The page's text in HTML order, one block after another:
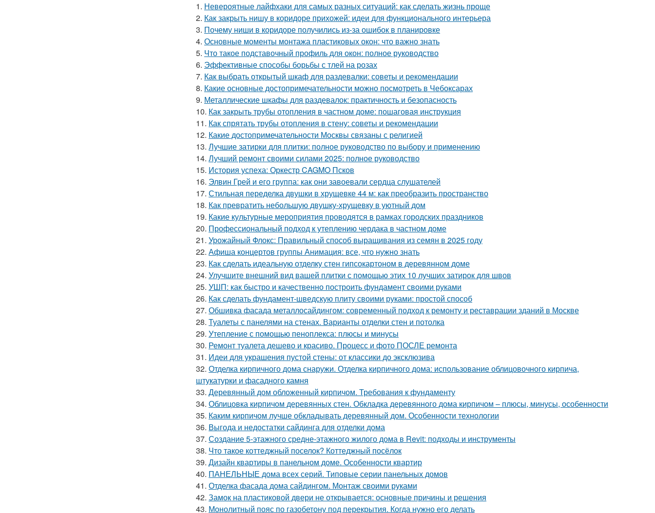
1. Невероятные лайфхаки для самых разных ситуаций: как сделать жизнь проще
2. Как закрыть нишу в коридоре прихожей: идеи для функционального интерьера
3. Почему ниши в коридоре получились из-за ошибок в планировке
4. Основные моменты монтажа пластиковых окон: что важно знать
5. Что такое подставочный профиль для окон: полное руководство
6. Эффективные способы борьбы с тлей на розах
7. Как выбрать открытый шкаф для раздевалки: советы и рекомендации
8. Какие основные достопримечательности можно посмотреть в Чебоксарах
9. Металлические шкафы для раздевалок: практичность и безопасность
10. Как закрыть трубы отопления в частном доме: пошаговая инструкция
11. Как спрятать трубы отопления в стену: советы и рекомендации
12. Какие достопримечательности Москвы связаны с религией
13. Лучшие затирки для плитки: полное руководство по выбору и применению
14. Лучший ремонт своими силами 2025: полное руководство
15. История успеха: Оркестр CAGMO Псков
16. Элвин Грей и его группа: как они завоевали сердца слушателей
17. Стильная переделка двушки в хрущевке 44 м: как преобразить пространство
18. Как превратить небольшую двушку-хрущевку в уютный дом
19. Какие культурные мероприятия проводятся в рамках городских праздников
20. Профессиональный подход к утеплению чердака в частном доме
21. Урожайный Флокс: Правильный способ выращивания из семян в 2025 году
22. Афиша концертов группы Анимация: все, что нужно знать
23. Как сделать идеальную отделку стен гипсокартоном в деревянном доме
24. Улучшите внешний вид вашей плитки с помощью этих 10 лучших затирок для швов
25. УШП: как быстро и качественно построить фундамент своими руками
26. Как сделать фундамент-шведскую плиту своими руками: простой способ
27. Обшивка фасада металлосайдингом: современный подход к ремонту и реставрации зданий в Москве
28. Туалеты с панелями на стенах. Варианты отделки стен и потолка
29. Утепление с помощью пеноплекса: плюсы и минусы
30. Ремонт туалета дешево и красиво. Процесс и фото ПОСЛЕ ремонта
31. Идеи для украшения пустой стены: от классики до эксклюзива
32. Отделка кирпичного дома снаружи. Отделка кирпичного дома: использование облицовочного кирпича,
штукатурки и фасадного камня
33. Деревянный дом обложенный кирпичом. Требования к фундаменту
34. Облицовка кирпичом деревянных стен. Обкладка деревянного дома кирпичом – плюсы, минусы, особенности
35. Каким кирпичом лучше обкладывать деревянный дом. Особенности технологии
36. Выгода и недостатки сайдинга для отделки дома
37. Создание 5-этажного средне-этажного жилого дома в Revit: подходы и инструменты
38. Что такое коттеджный поселок? Коттеджный посёлок
39. Дизайн квартиры в панельном доме. Особенности квартир
40. ПАНЕЛЬНЫЕ дома всех серий. Типовые серии панельных домов
41. Отделка фасада дома сайдингом. Монтаж своими руками
42. Замок на пластиковой двери не открывается: основные причины и решения
43. Монолитный пояс по газобетону под перекрытия. Когда нужно его делать